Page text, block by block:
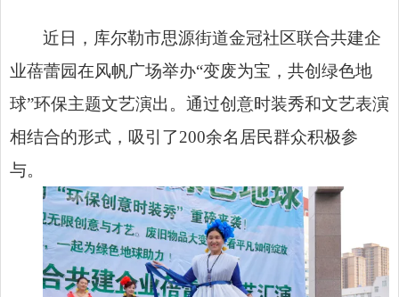
近日，库尔勒市思源街道金冠社区联合共建企
业蓓蕾园在风帆广场举办“变废为宝，共创绿色地
球”环保主题文艺演出。通过创意时装秀和文艺表演
相结合的形式，吸引了200余名居民群众积极参
与。